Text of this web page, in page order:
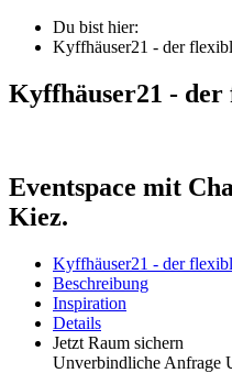
Du bist hier:
Kyffhäuser21 - der
Kyffhäuser21 -
Eventspace mit
Kiez.
Kyffhäuser21 - der
Beschreibung
Inspiration
Details
Jetzt Raum sichern
Unverbindliche Anfrage